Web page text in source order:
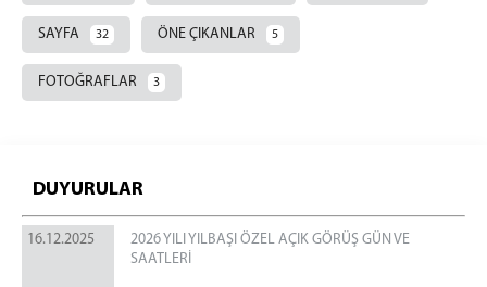
Bilgilendirme
E-Görüş Bloke Kaldırma
e-görüş sistemleri
Emanet Eşya Yönetmeliği
Emanet Para İşlemleri
Telefon İşlemleri
SAYFA 32 ÖNE ÇIKANLAR 5
FOTOĞRAFLAR 3
DUYURULAR
16.12.2025
2026 YILI YILBAŞI ÖZEL AÇIK GÖRÜŞ GÜN VE
SAATLERİ